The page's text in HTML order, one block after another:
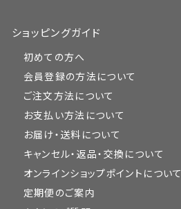
ショッピングガイド
初めての方へ
会員登録の方法について
ご注文方法について
お支払い方法について
お届け・送料について
キャンセル・返品・交換について
オンラインショップポイントについて
定期便のご案内